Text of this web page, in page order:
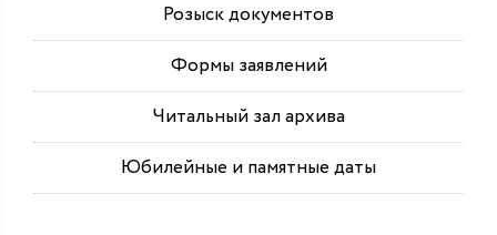
Розыск документов
Формы заявлений
Читальный зал архива
Юбилейные и памятные даты